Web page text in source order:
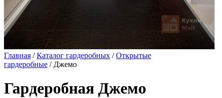
Главная /Каталог гардеробных /Открытые
гардеробные / Джемо
Гардеробная Джемо